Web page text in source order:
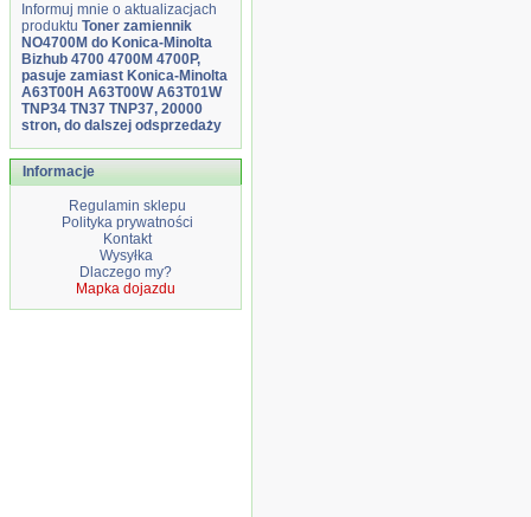
Informuj mnie o aktualizacjach
produktu Toner zamiennik
NO4700M do Konica-Minolta
Bizhub 4700 4700M 4700P,
pasuje zamiast Konica-Minolta
A63T00H A63T00W A63T01W
TNP34 TN37 TNP37, 20000
stron, do dalszej odsprzedaży
Informacje
Regulamin sklepu
Polityka prywatności
Kontakt
Wysyłka
Dlaczego my?
Mapka dojazdu